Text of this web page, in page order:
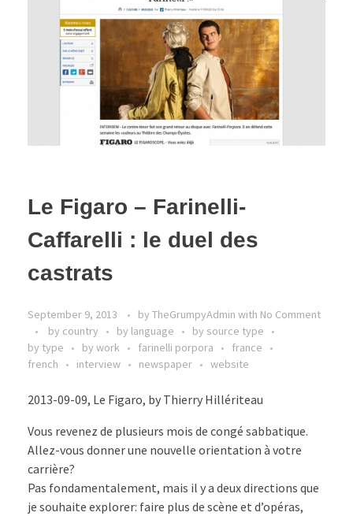
Le Figaro – Farinelli-
Caffarelli : le duel des
castrats
September 9, 2013 by TheGrumpyAdmin with No Comment
by country
by language
by source type
by type
by work farinelli porpora
france
french
interview newspaper website
2013-09-09, Le Figaro, by Thierry Hillériteau
Vous revenez de plusieurs mois de congé sabbatique.
Allez-vous donner une nouvelle orientation à votre
carrière?
Pas fondamentalement, mais il y a deux directions que
je souhaite explorer: faire plus de scène et d’opéras,